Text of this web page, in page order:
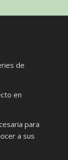
de
en
para
a sus